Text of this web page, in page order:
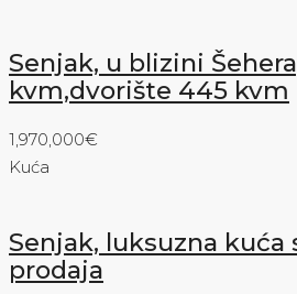
Senjak, u blizini
kvm,dvorište 445 kvm
1,970,000€
Kuća
Senjak, luksuzna kuća
prodaja